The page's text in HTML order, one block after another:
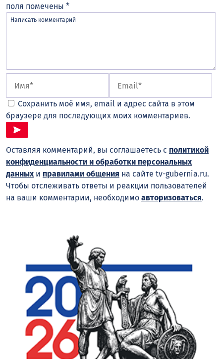
поля помечены *
Сохранить моё имя, email и адрес сайта в этом
браузере для последующих моих комментариев.
Оставляя комментарий, вы соглашаетесь с политикой
конфиденциальности и обработки персональных
данныхи правилами общения на сайте tv-gubernia.ru.
Чтобы отслеживать ответы и реакции пользователей
на ваши комментарии, необходимо авторизоваться.